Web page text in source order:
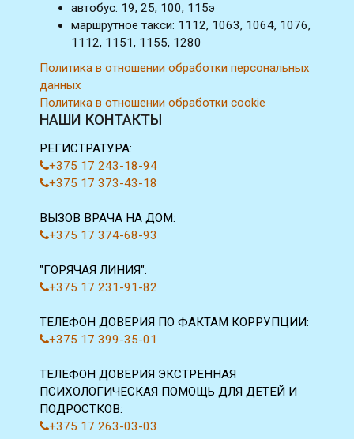
автобус: 19, 25, 100, 115э
маршрутное такси: 1112, 1063, 1064, 1076,
1112, 1151, 1155, 1280
Политика в отношении обработки персональных
данных
Политика в отношении обработки cookie
НАШИ КОНТАКТЫ
РЕГИСТРАТУРА:
+375 17 243-18-94
+375 17 373-43-18
ВЫЗОВ ВРАЧА НА ДОМ:
+375 17 374-68-93
"ГОРЯЧАЯ ЛИНИЯ":
+375 17 231-91-82
ТЕЛЕФОН ДОВЕРИЯ ПО ФАКТАМ КОРРУПЦИИ:
+375 17 399-35-01
ТЕЛЕФОН ДОВЕРИЯ ЭКСТРЕННАЯ
ПСИХОЛОГИЧЕСКАЯ ПОМОЩЬ ДЛЯ ДЕТЕЙ И
ПОДРОСТКОВ:
+375 17 263-03-03